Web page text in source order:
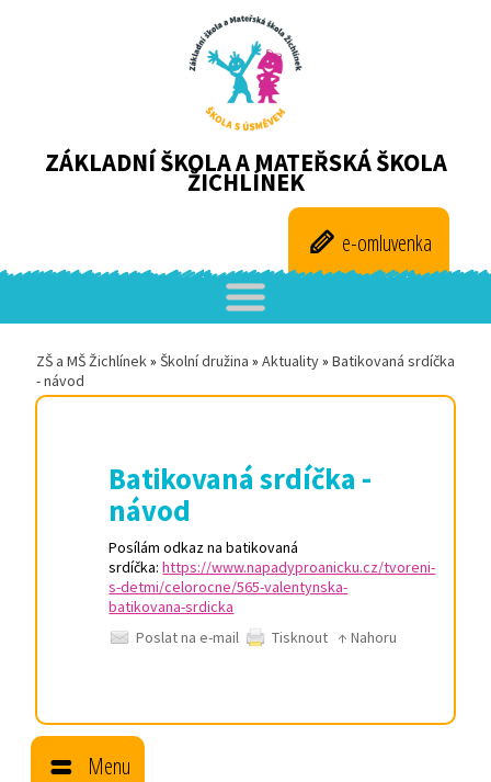
ZÁKLADNÍ ŠKOLA A MATEŘSKÁ ŠKOLA
ŽICHLÍNEK
e-omluvenka
ZŠ a MŠ Žichlínek» Školní družina » Aktuality» Batikovaná srdíčka
- návod
Batikovaná srdíčka -
návod
Posílám odkaz na batikovaná
srdíčka:https://www.napadyproanicku.cz/tvoreni-
s-detmi/celorocne/565-valentynska-
batikovana-srdicka
Poslat na e-mail
Tisknout ↑ Nahoru
Menu